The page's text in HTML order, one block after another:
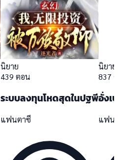
นิยาย
439 ตอน
ระบบลงทุนโหดสุดในปฐพี
แฟนตาซี
นิยาย
837
อั่งเ
แฟน